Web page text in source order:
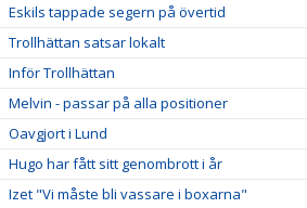
Eskils tappade segern på övertid
Trollhättan satsar lokalt
Inför Trollhättan
Melvin - passar på alla positioner
Oavgjort i Lund
Hugo har fått sitt genombrott i år
Izet "Vi måste bli vassare i boxarna"